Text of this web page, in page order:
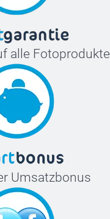
alle Fotoprodukte
Umsatzbonus